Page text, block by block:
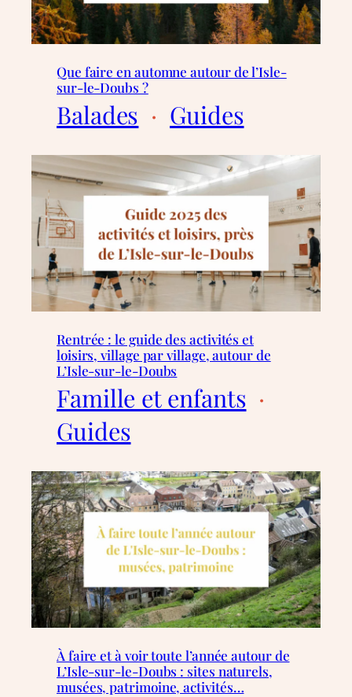
Que faire en automne autour de l’Isle-
sur-le-Doubs ?
Balades
  ·
Guides
Rentrée : le guide des activités et
loisirs, village par village, autour de
L’Isle-sur-le-Doubs
Famille et enfants
Guides
À faire et à voir toute l’année autour de
L’Isle-sur-le-Doubs : sites naturels,
musées, patrimoine, activités…